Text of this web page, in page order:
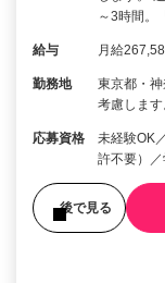
～3時間。
給与 月給
勤務地
東京都・
考慮します
応募資格
未経験OK
許不要）
後で見る